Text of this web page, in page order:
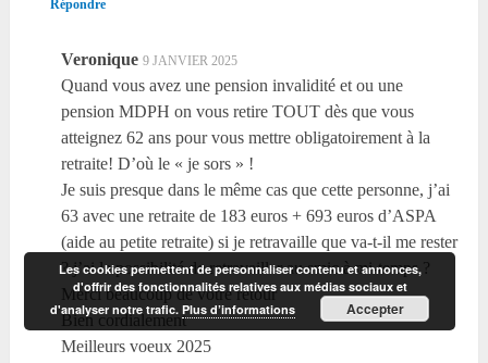
Répondre
Veronique 9 JANVIER 2025
Quand vous avez une pension invalidité et ou une
pension MDPH on vous retire TOUT dès que vous
atteignez 62 ans pour vous mettre obligatoirement à la
retraite! D’où le « je sors » !
Je suis presque dans le même cas que cette personne, j’ai
63 avec une retraite de 183 euros + 693 euros d’ASPA
(aide au petite retraite) si je retravaille que va-t-il me rester
? j’ai la possibilité de retravailler au smic à mi-temps ?
Merci beaucoup de votre retour
Bien cordialement
Meilleurs voeux 2025
Les cookies permettent de personnaliser contenu et annonces,
d'offrir des fonctionnalités relatives aux médias sociaux et
d'analyser notre trafic.Plus d’informations Accepter